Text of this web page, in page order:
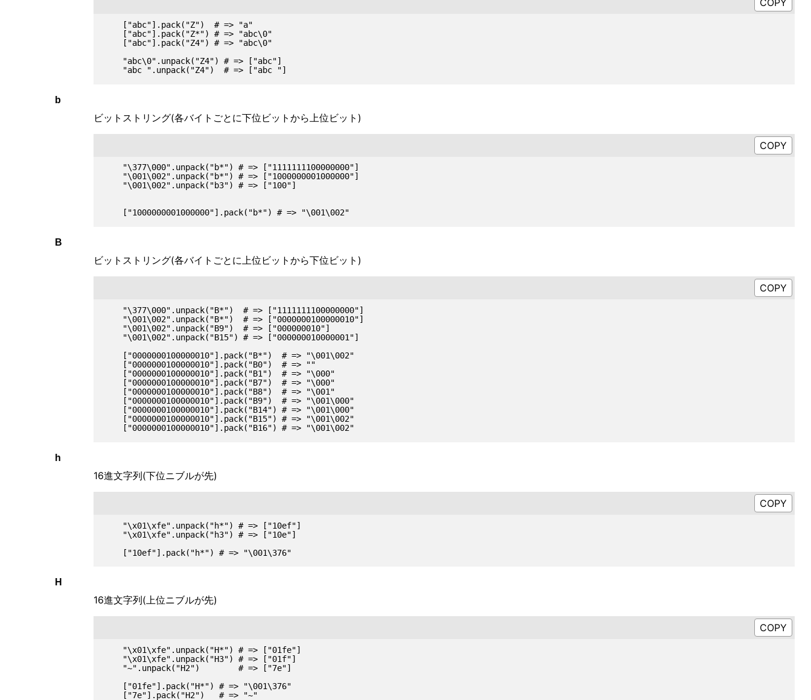
    ["abc"].pack("Z")  # => "a"
    ["abc"].pack("Z*") # => "abc\0"
    ["abc"].pack("Z4") # => "abc\0"
    "abc\0".unpack("Z4") # => ["abc"]
b
ビットストリング(各バイトごとに下位ビットから上位ビット)
    "\377\000".unpack("b*") # => ["1111111100000000"]
    "\001\002".unpack("b*") # => ["1000000001000000"]
    "\001\002".unpack("b3") # => ["100"]
B
ビットストリング(各バイトごとに上位ビットから下位ビット)
    "\377\000".unpack("B*")  # => ["1111111100000000"]
    "\001\002".unpack("B*")  # => ["0000000100000010"]
    "\001\002".unpack("B9")  # => ["000000010"]
    "\001\002".unpack("B15") # => ["000000010000001"]
    ["0000000100000010"].pack("B*")  # => "\001\002"
    ["0000000100000010"].pack("B0")  # => ""
    ["0000000100000010"].pack("B1")  # => "\000"
    ["0000000100000010"].pack("B7")  # => "\000"
    ["0000000100000010"].pack("B8")  # => "\001"
    ["0000000100000010"].pack("B9")  # => "\001\000"
    ["0000000100000010"].pack("B14") # => "\001\000"
    ["0000000100000010"].pack("B15") # => "\001\002"
h
16進文字列(下位ニブルが先)
    "\x01\xfe".unpack("h*") # => ["10ef"]
    "\x01\xfe".unpack("h3") # => ["10e"]
H
16進文字列(上位ニブルが先)
    "\x01\xfe".unpack("H*") # => ["01fe"]
    "\x01\xfe".unpack("H3") # => ["01f"]
    "~".unpack("H2")        # => ["7e"]
    ["01fe"].pack("H*") # => "\001\376"